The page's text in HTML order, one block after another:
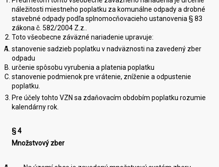
náležitosti miestneho poplatku za komunálne odpady a drobné
stavebné odpady podľa splnomocňovacieho ustanovenia § 83
zákona č. 582/2004 Z.z..
Toto všeobecne záväzné nariadenie upravuje:
stanovenie sadzieb poplatku v nadväznosti na zavedený zber
odpadu
určenie spôsobu vyrubenia a platenia poplatku
stanovenie podmienok pre vrátenie, zníženie a odpustenie
poplatku.
Pre účely tohto VZN sa zdaňovacím obdobím poplatku rozumie
kalendárny rok.
§ 4
Množstvový zber